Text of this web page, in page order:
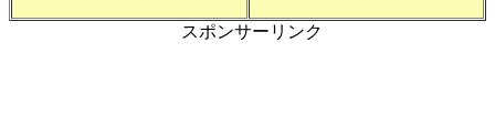
スポンサーリンク